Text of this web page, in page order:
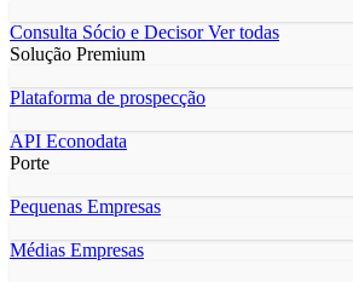
Consulta Sócio e DecisorVer todas
Solução Premium
Plataforma de prospecção
API Econodata
Porte
Pequenas Empresas
Médias Empresas